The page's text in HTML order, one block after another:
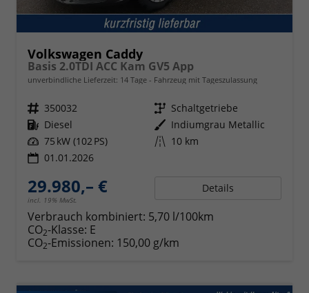
Volkswagen Caddy
Basis 2.0TDI ACC Kam GV5 App
unverbindliche Lieferzeit: 14 Tage Fahrzeug mit Tageszulassung
Fahrzeugnr. 350032 Getriebe Schaltgetriebe
Kraftstoff Diesel Außenfarbe Indiumgrau Metallic
Leistung 75 kW (102 PS) Kilometerstand 10 km
01.01.2026
29.980,– €
incl. 19% MwSt.
Details
Verbrauch kombiniert: 5,70 l/100km
CO2-Klasse: E
CO2-Emissionen: 150,00 g/km